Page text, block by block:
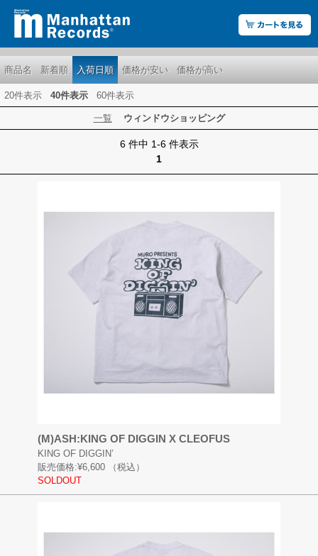
商品名 新着順 入荷日順 価格が安い 価格が高い
20件表示 40件表示 60件表示
一覧 ウィンドウショッピング
6 件中 1-6 件表示
1
(M)ASH:KING OF DIGGIN X CLEOFUS
KING OF DIGGIN’
販売価格:¥6,600
（税込）
SOLDOUT